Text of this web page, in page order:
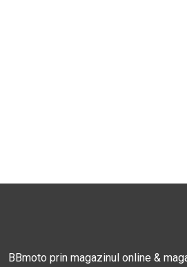
BBmoto prin magazinul online &